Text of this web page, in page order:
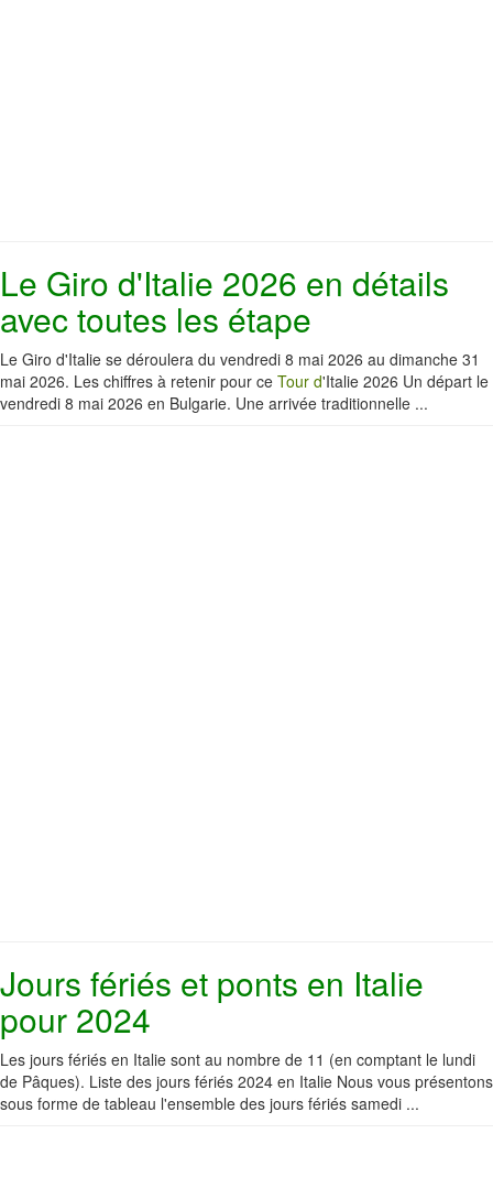
Le Giro d'Italie 2026 en détails
avec toutes les étape
Le Giro d'Italie se déroulera du vendredi 8 mai 2026 au dimanche 31
mai 2026. Les chiffres à retenir pour ce Tour d'Italie 2026 Un départ le
vendredi 8 mai 2026 en Bulgarie. Une arrivée traditionnelle ...
Jours fériés et ponts en Italie
pour 2024
Les jours fériés en Italie sont au nombre de 11 (en comptant le lundi
de Pâques). Liste des jours fériés 2024 en Italie Nous vous présentons
sous forme de tableau l'ensemble des jours fériés samedi ...